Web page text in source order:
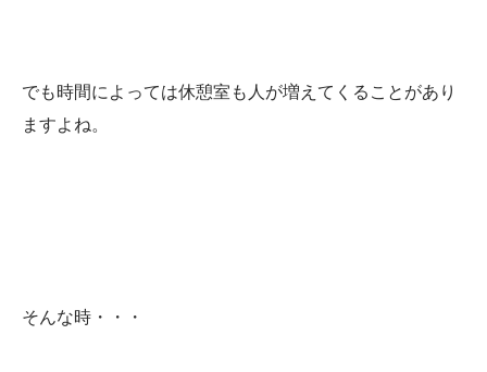
でも時間によっては休憩室も人が増えてくることがあり
ますよね。
そんな時・・・